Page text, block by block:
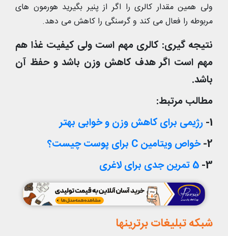
ولی همین مقدار کالری را اگر از پنیر بگیرید هورمون های
مربوطه را فعال می کند و گرسنگی را کاهش می دهد.
نتیجه گیری: کالری مهم است ولی کیفیت غذا هم
مهم است اگر هدف کاهش وزن باشد و حفظ آن
باشد.
مطالب مرتبط:
1- رژیمی برای کاهش وزن و خوابی بهتر
2- خواص ویتامین C برای پوست چیست؟
3- 5 تمرین جدی برای لاغری
شبکه تبلیغات برترینها